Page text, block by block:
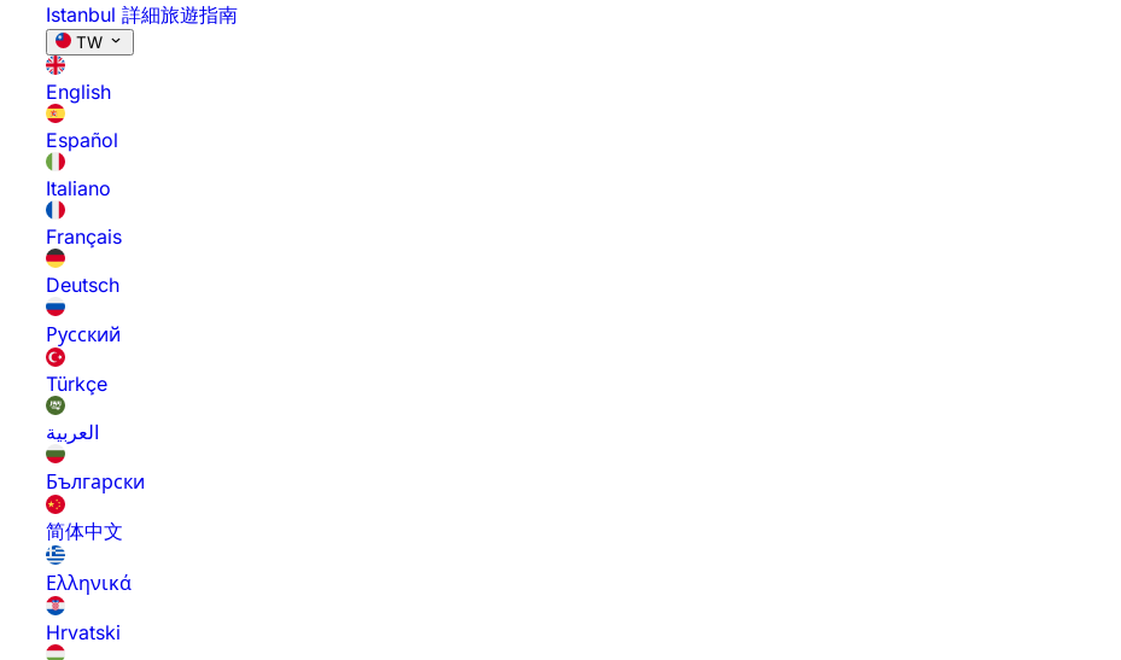
Istanbul 詳細旅遊指南
TW
English
Español
Italiano
Français
Deutsch
Русский
Türkçe
العربية
Български
简体中文
Ελληνικά
Hrvatski